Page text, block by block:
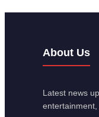
About Us
Latest news
entertainment,